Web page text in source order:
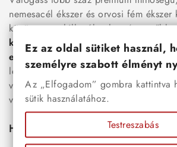
nemesacél ékszer és orvosi fém
között megtalálhatók a
karkötők
, női nyakláncok ,
esküvői kiegészítőkegyaránt.
legújabb trendeket követő, mégis
választhatsz – legyen szó ajándékról,
viseletről vagy különleges alkalmakról.
Hasznos
Ez az oldal sütiket használ,
személyre szabott élményt
Az „Elfogadom” gombra kattintva
sütik használatához.
Testreszabás